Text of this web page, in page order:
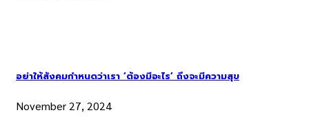
อย่าให้สังคมกำหนดว่าเรา ‘ต้องมีอะไร’ ถึงจะมีความสุข
November 27, 2024